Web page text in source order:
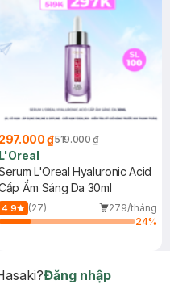
297.000 ₫519.000 ₫
L'Oreal
L'Oreal Hyaluronic Acid
Ẩm Sáng Da 30ml
4.9 (27)
279/tháng
24%
Đăng nhập